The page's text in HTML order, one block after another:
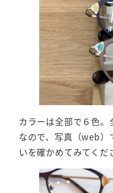
カラーは全部で６色
なので、写真（web）
いを確かめてみてくだ